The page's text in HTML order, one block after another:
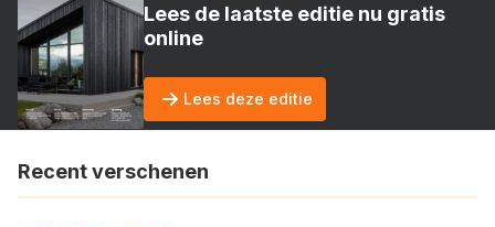
Lees de laatste editie nu gratis
online
Lees deze editie
Recent verschenen